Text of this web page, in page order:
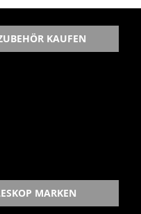
KAUFEN
MARKEN